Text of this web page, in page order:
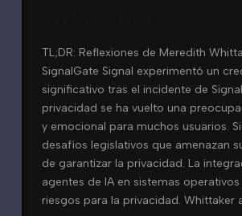
TL;DR: Reflexiones de Meredith
SignalGate Signal experimentó un
significativo tras el incidente de
privacidad se ha vuelto una
y emocional para muchos usuarios.
desafíos legislativos que amenazan
de garantizar la privacidad. La
agentes de IA en sistemas
riesgos para la privacidad. Whittaker